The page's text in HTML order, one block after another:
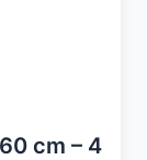
cm – 4